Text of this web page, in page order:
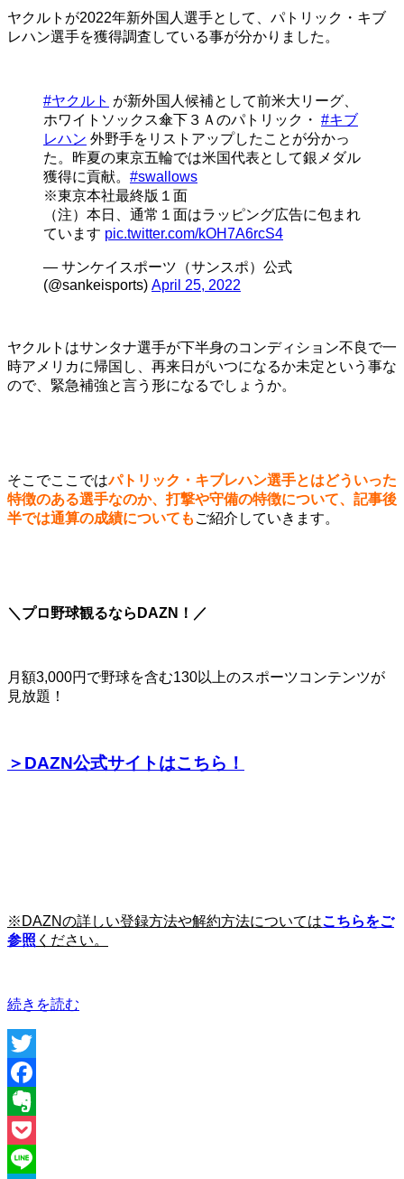
ヤクルトが2022年新外国人選手として、パトリック・キブ
レハン選手を獲得調査している事が分かりました。
#ヤクルト が新外国人候補として前米大リーグ、
ホワイトソックス傘下３Ａのパトリック・ #キブ
レハン 外野手をリストアップしたことが分かっ
た。昨夏の東京五輪では米国代表として銀メダル
獲得に貢献。 #swallows
※東京本社最終版１面
（注）本日、通常１面はラッピング広告に包まれ
ています pic.twitter.com/kOH7A6rcS4
— サンケイスポーツ（サンスポ）公式
(@sankeisports) April 25, 2022
ヤクルトはサンタナ選手が下半身のコンディション不良で一
時アメリカに帰国し、再来日がいつになるか未定という事な
ので、緊急補強と言う形になるでしょうか。
そこでここではパトリック・キブレハン選手とはどういった
特徴のある選手なのか、打撃や守備の特徴について、記事後
半では通算の成績についても ご紹介していきます。
＼プロ野球観るならDAZN！／
月額3,000円で野球を含む130以上のスポーツコンテンツが
見放題！
＞DAZN公式サイトはこちら！
※DAZNの詳しい登録方法や解約方法についてはこちらをご
参照 ください。
“パ
リ
ッ
ク・
キ
ブ
レ
ハ
ン
続きを読む
Twitter
Facebook
Evernote
Pocket